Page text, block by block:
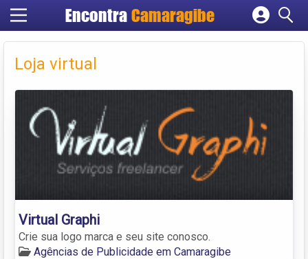
Encontra Camaragibe
Cadastrar empresa
Loja virtual
Virtual Graphi
Crie sua logo marca e seu site conosco.
Agências de Publicidade em Camaragibe